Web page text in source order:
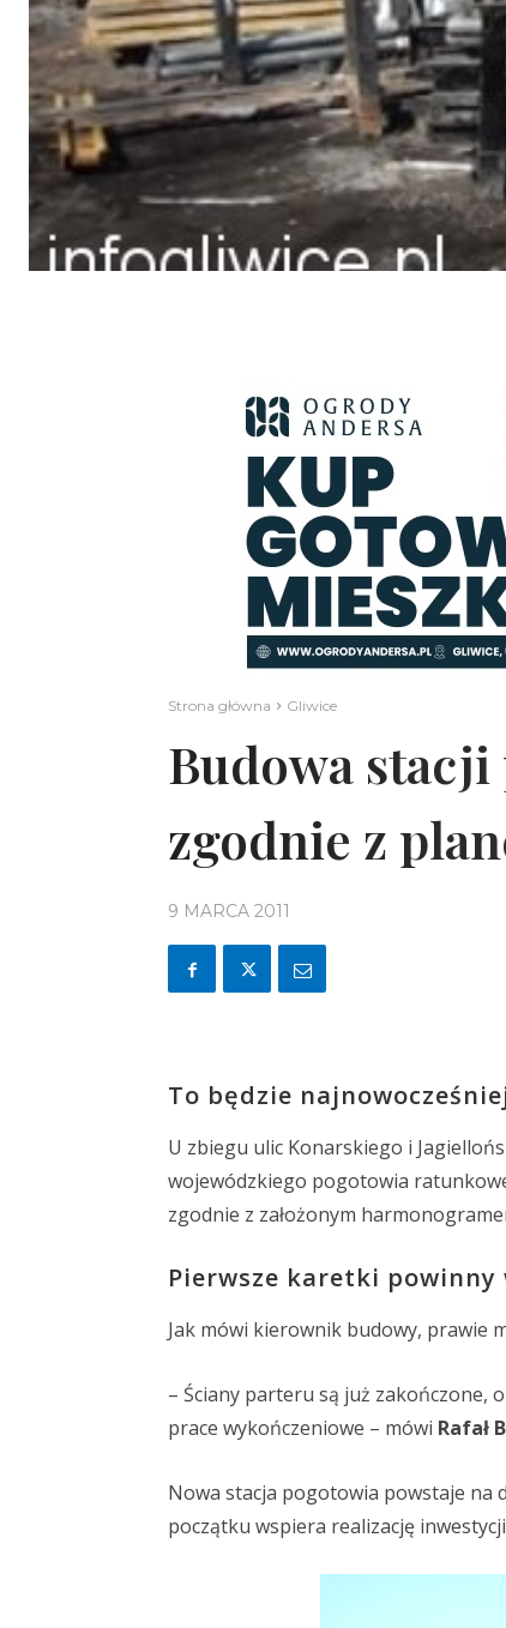
Strona główna Gliwice
Budowa
zgodnie z
9 MARCA 2011
To będzie
U zbiegu ulic Konarskiego i
wojewódzkiego pogotowia
zgodnie z założonym
Pierwsze karetki powinny
Jak mówi kierownik budowy, prawie
– Ściany parteru są już zakończone,
prace wykończeniowe – mówi Rafał
Nowa stacja pogotowia powstaje na
początku wspiera realizację